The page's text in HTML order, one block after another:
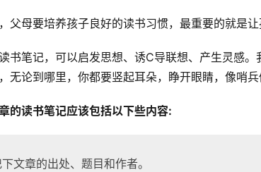
父母要培养孩子良好的读书习惯，最重要的就是让
书笔记，可以启发思想、诱C导联想、产生灵感
无论到哪里，你都要竖起耳朵，睁开眼睛，像哨
的读书笔记应该包括以下些内容:
文章的出处、题目和作者。